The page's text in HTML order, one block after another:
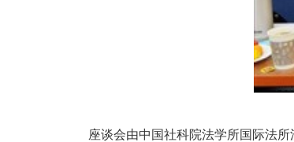
座谈会由中国社科院法学所国际法